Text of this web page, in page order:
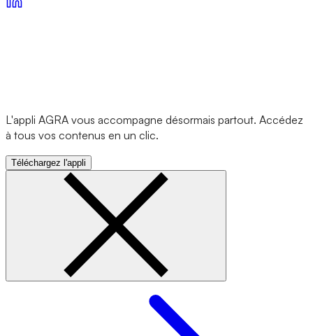
L'appli AGRA vous accompagne désormais partout. Accédez
à tous vos contenus en un clic.
Téléchargez l'appli